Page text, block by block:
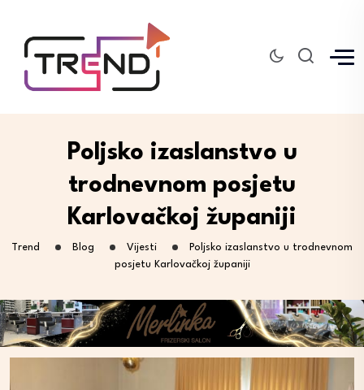
Poljsko izaslanstvo u
trodnevnom posjetu
Karlovačkoj županiji
Trend Blog Vijesti
Poljsko izaslanstvo u trodnevnom
posjetu Karlovačkoj županiji